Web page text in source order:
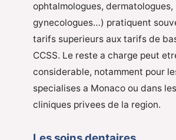
ophtalmologues, dermatologues,
gynecologues…) pratiquent
tarifs superieurs aux tarifs de
CCSS. Le reste a charge peut
considerable, notamment pour
specialises a Monaco ou dans
cliniques privees de la region.